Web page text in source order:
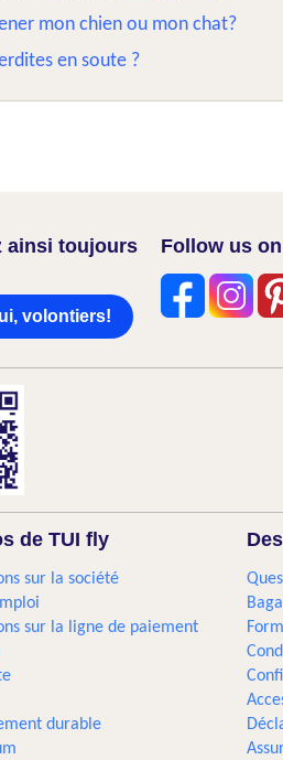
mon chien ou mon chat?
en soute ?
ainsi toujours
volontiers!
Follow us on
de TUI fly
sur la société
sur la ligne de paiement
durable